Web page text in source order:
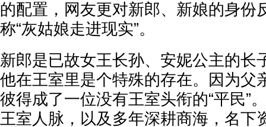
的配置，网友更对新郎、新娘的身份
称“灰姑娘走进现实”。
新郎是已故女王长孙、安妮公主的长
他在王室里是个特殊的存在。因为父
彼得成了一位没有王室头衔的“平民”
王室人脉，以及多年深耕商海，名下